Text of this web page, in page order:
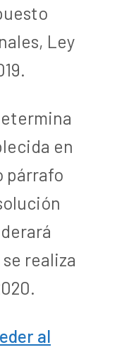
Ley
en
párrafo
realiza
al